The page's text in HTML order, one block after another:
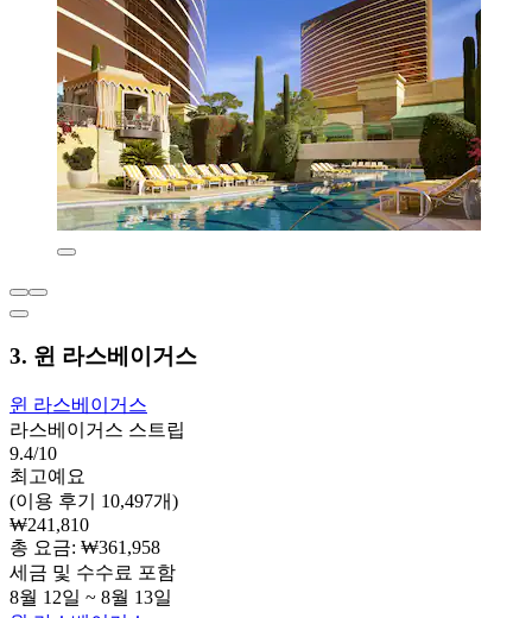
3. 윈 라스베이거스
윈 라스베이거스
라스베이거스 스트립
9.4/10
최고예요
(이용 후기 10,497개)
₩241,810
총 요금: ₩361,958
세금 및 수수료 포함
8월 12일 ~ 8월 13일